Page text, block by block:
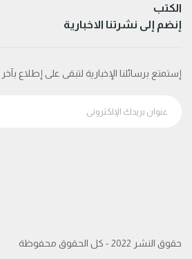
الكتب
إنضم إلى نشرتنا الاخبارية
إستمتع برسائلنا الإخبارية لتبقى على إطلاع بآخر
حقوق النشر 2022 - كل الحقوق محفوظة